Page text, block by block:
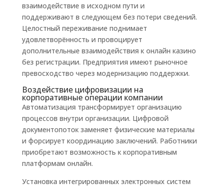
взаимодействие в исходном пути и
поддерживают в следующем без потери сведений.
Целостный переживание поднимает
удовлетворённость и провоцирует
дополнительные взаимодействия к онлайн казино
без регистрации. Предприятия имеют рыночное
превосходство через модернизацию поддержки.
Воздействие цифровизации на
корпоративные операции компании
Автоматизация трансформирует организацию
процессов внутри организации. Цифровой
документопоток заменяет физические материалы
и форсирует координацию заключений. Работники
приобретают возможность к корпоративным
платформам онлайн.
Установка интегрированных электронных систем